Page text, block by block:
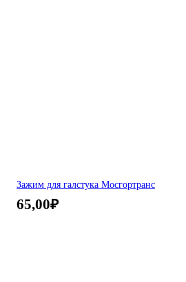
Зажим для галстука Мосгортранс
65,00₽